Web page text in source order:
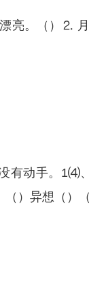
亮。（）⒉
有动手。1⑷
）异想（）